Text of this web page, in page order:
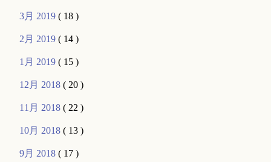
3月 2019( 18 )
2月 2019( 14 )
1月 2019( 15 )
12月 2018( 20 )
11月 2018( 22 )
10月 2018( 13 )
9月 2018( 17 )